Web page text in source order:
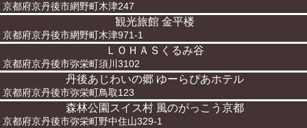
京都府京丹後市網野町木津247
観光旅館 金平楼
京都府京丹後市網野町木津971-1
ＬＯＨＡＳくるみ谷
京都府京丹後市弥栄町須川3102
丹後あじわいの郷 ゆーらぴあホテル
京都府京丹後市弥栄町鳥取123
森林公園スイス村 風のがっこう京都
京都府京丹後市弥栄町野中住山329-1